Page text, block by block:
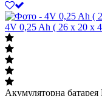
4V 0,25 Ah ( 26 x 20 x
Акумуляторна